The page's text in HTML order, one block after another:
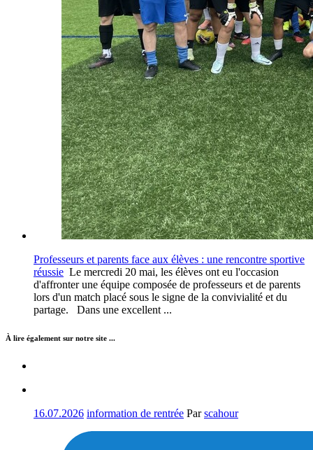
Professeurs et parents face aux élèves : une rencontre sportive
réussie Le mercredi 20 mai, les élèves ont eu l'occasion
d'affronter une équipe composée de professeurs et de parents
lors d'un match placé sous le signe de la convivialité et du
partage. Dans une excellent ...
À lire également sur notre site ...
16.07.2026 information de rentrée Parscahour